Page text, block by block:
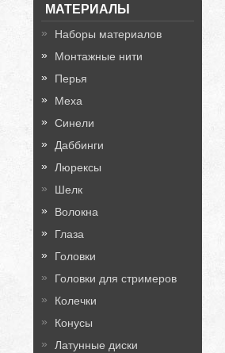
МАТЕРИАЛЫ
Наборы материалов
Монтажные нити
Перья
Меха
Синели
Даббинги
Люрексы
Шелк
Волокна
Глаза
Головки
Головки для стримеров
Колечки
Конусы
Латунные диски